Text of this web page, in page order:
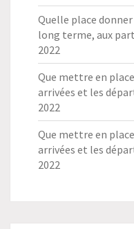
Quelle place
long terme, aux
2022
Que mettre en
arrivées et les
2022
Que mettre en
arrivées et les
2022